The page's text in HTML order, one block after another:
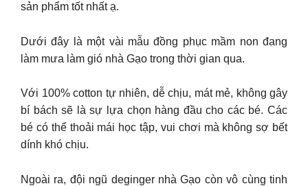
sản phẩm tốt nhất ạ.
Dưới đây là một vài mẫu đồng phục mầm non đang
làm mưa làm gió nhà Gạo trong thời gian qua.
Với 100% cotton tự nhiên, dễ chịu, mát mẻ, không gây
bí bách sẽ là sự lựa chọn hàng đầu cho các bé. Các
bé có thể thoải mái học tập, vui chơi mà không sợ bết
dính khó chịu.
Ngoài ra, đội ngũ deginger nhà Gạo còn vô cùng tinh